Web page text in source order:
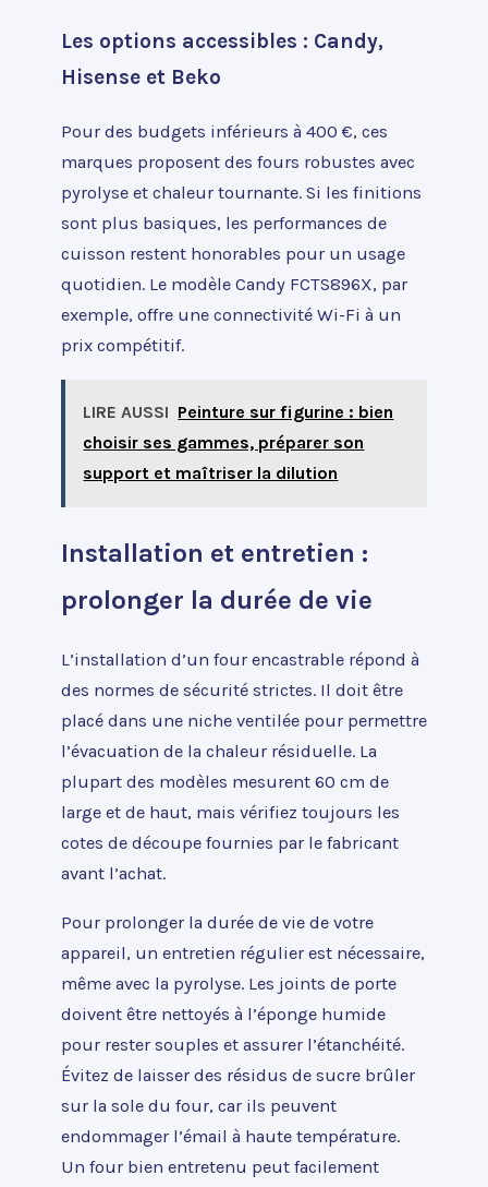
Les options accessibles : Candy,
Hisense et Beko
Pour des budgets inférieurs à 400 €, ces
marques proposent des fours robustes avec
pyrolyse et chaleur tournante. Si les finitions
sont plus basiques, les performances de
cuisson restent honorables pour un usage
quotidien. Le modèle Candy FCTS896X, par
exemple, offre une connectivité Wi-Fi à un
prix compétitif.
LIRE AUSSI Peinture sur figurine : bien
choisir ses gammes, préparer son
support et maîtriser la dilution
Installation et entretien :
prolonger la durée de vie
L’installation d’un four encastrable répond à
des normes de sécurité strictes. Il doit être
placé dans une niche ventilée pour permettre
l’évacuation de la chaleur résiduelle. La
plupart des modèles mesurent 60 cm de
large et de haut, mais vérifiez toujours les
cotes de découpe fournies par le fabricant
avant l’achat.
Pour prolonger la durée de vie de votre
appareil, un entretien régulier est nécessaire,
même avec la pyrolyse. Les joints de porte
doivent être nettoyés à l’éponge humide
pour rester souples et assurer l’étanchéité.
Évitez de laisser des résidus de sucre brûler
sur la sole du four, car ils peuvent
endommager l’émail à haute température.
Un four bien entretenu peut facilement